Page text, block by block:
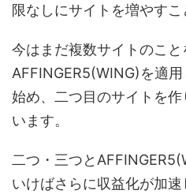
限なしにサイトを増やすこ
今はまだ複数サイトのこ
AFFINGER5(WING)を適
始め、二つ目のサイトを
います。
二つ・三つと
いけばさらに収益化が加